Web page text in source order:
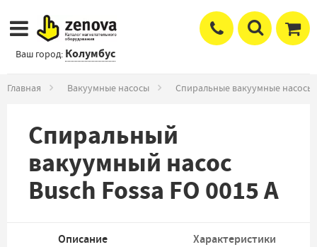
Ваш город: Колумбус
Главная Вакуумные насосы Спиральные вакуумные насосы
Спиральный
вакуумный насос
Busch Fossa FO 0015 A
Описание Характеристики